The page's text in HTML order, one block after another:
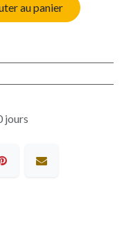
au panier
jours